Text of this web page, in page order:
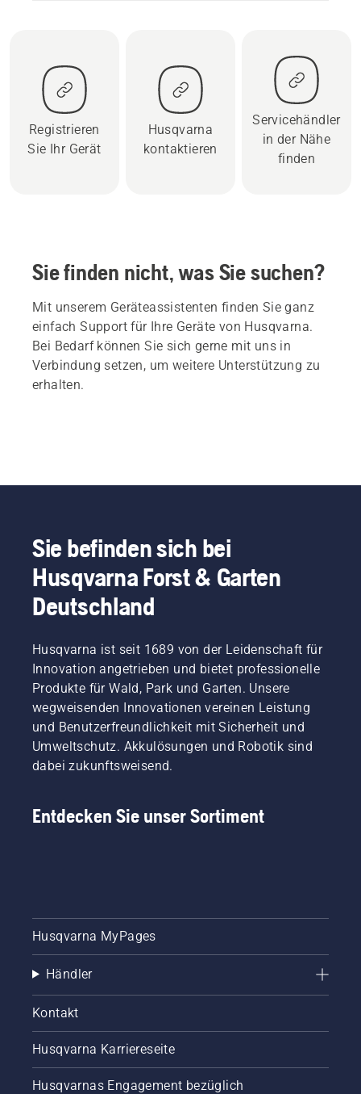
Registrieren
Sie Ihr Gerät
Husqvarna
kontaktieren
Servicehändler
in der Nähe
finden
Sie finden nicht, was Sie suchen?
Mit unserem Geräteassistenten finden Sie ganz
einfach Support für Ihre Geräte von Husqvarna.
Bei Bedarf können Sie sich gerne mit uns in
Verbindung setzen, um weitere Unterstützung zu
erhalten.
Sie befinden sich bei
Husqvarna Forst & Garten
Deutschland
Husqvarna ist seit 1689 von der Leidenschaft für
Innovation angetrieben und bietet professionelle
Produkte für Wald, Park und Garten. Unsere
wegweisenden Innovationen vereinen Leistung
und Benutzerfreundlichkeit mit Sicherheit und
Umweltschutz. Akkulösungen und Robotik sind
dabei zukunftsweisend.
Entdecken Sie unser Sortiment
Husqvarna MyPages
Händler
Kontakt
Husqvarna Karriereseite
Husqvarnas Engagement bezüglich